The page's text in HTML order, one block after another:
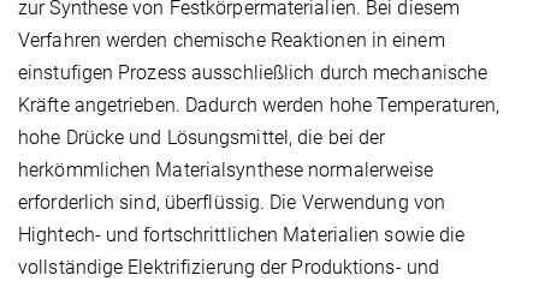
zur Synthese von Festkörpermaterialien. Bei diesem
Verfahren werden chemische Reaktionen in einem
einstufigen Prozess ausschließlich durch mechanische
Kräfte angetrieben. Dadurch werden hohe Temperaturen,
hohe Drücke und Lösungsmittel, die bei der
herkömmlichen Materialsynthese normalerweise
erforderlich sind, überflüssig. Die Verwendung von
Hightech- und fortschrittlichen Materialien sowie die
vollständige Elektrifizierung der Produktions- und